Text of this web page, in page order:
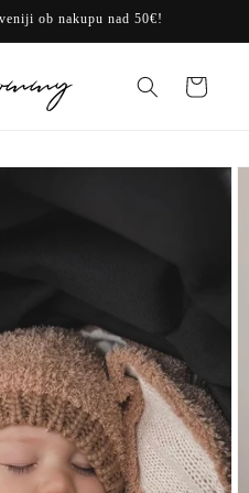
ob nakupu nad 50€!
Košarica